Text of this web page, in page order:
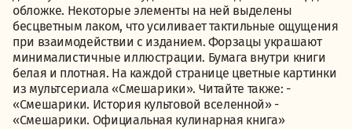
обложке. Некоторые элементы на ней выделены
бесцветным лаком, что усиливает тактильные ощущения
при взаимодействии с изданием. Форзацы украшают
минималистичные иллюстрации. Бумага внутри книги
белая и плотная. На каждой странице цветные картинки
из мультсериала «Смешарики». Читайте также: -
«Смешарики. История культовой вселенной» -
«Смешарики. Официальная кулинарная книга»